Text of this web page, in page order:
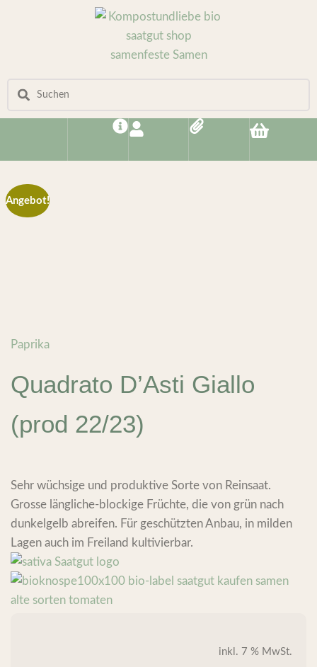
Angebot!
Paprika
Quadrato D’Asti Giallo
(prod 22/23)
Sehr wüchsige und produktive Sorte von Reinsaat.
Grosse längliche-blockige Früchte, die von grün nach
dunkelgelb abreifen. Für geschützten Anbau, in milden
Lagen auch im Freiland kultivierbar.
inkl. 7 % MwSt.